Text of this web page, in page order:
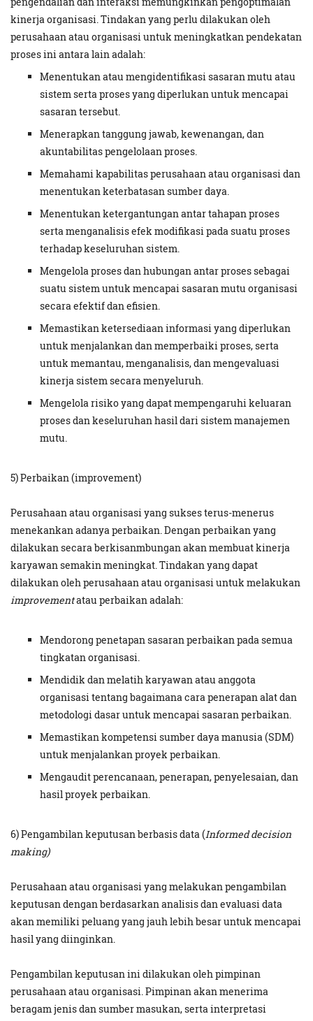
kinerja organisasi. Tindakan yang perlu dilakukan oleh
perusahaan atau organisasi untuk meningkatkan pendekatan
proses ini antara lain adalah:
Menentukan atau mengidentifikasi sasaran mutu atau
sistem serta proses yang diperlukan untuk mencapai
sasaran tersebut.
Menerapkan tanggung jawab, kewenangan, dan
akuntabilitas pengelolaan proses.
Memahami kapabilitas perusahaan atau organisasi dan
menentukan keterbatasan sumber daya.
Menentukan ketergantungan antar tahapan proses
serta menganalisis efek modifikasi pada suatu proses
terhadap keseluruhan sistem.
Mengelola proses dan hubungan antar proses sebagai
suatu sistem untuk mencapai sasaran mutu organisasi
secara efektif dan efisien.
Memastikan ketersediaan informasi yang diperlukan
untuk menjalankan dan memperbaiki proses, serta
untuk memantau, menganalisis, dan mengevaluasi
kinerja sistem secara menyeluruh.
Mengelola risiko yang dapat mempengaruhi keluaran
proses dan keseluruhan hasil dari sistem manajemen
mutu.
5) Perbaikan (improvement)
Perusahaan atau organisasi yang sukses terus-menerus
menekankan adanya perbaikan. Dengan perbaikan yang
dilakukan secara berkisanmbungan akan membuat kinerja
karyawan semakin meningkat. Tindakan yang dapat
dilakukan oleh perusahaan atau organisasi untuk melakukan
improvementatau perbaikan adalah:
Mendorong penetapan sasaran perbaikan pada semua
tingkatan organisasi.
Mendidik dan melatih karyawan atau anggota
organisasi tentang bagaimana cara penerapan alat dan
metodologi dasar untuk mencapai sasaran perbaikan.
Memastikan kompetensi sumber daya manusia (SDM)
untuk menjalankan proyek perbaikan.
Mengaudit perencanaan, penerapan, penyelesaian, dan
hasil proyek perbaikan.
6) Pengambilan keputusan berbasis data (Informed decision
making)
Perusahaan atau organisasi yang melakukan pengambilan
keputusan dengan berdasarkan analisis dan evaluasi data
akan memiliki peluang yang jauh lebih besar untuk mencapai
hasil yang diinginkan.
Pengambilan keputusan ini dilakukan oleh pimpinan
perusahaan atau organisasi. Pimpinan akan menerima
beragam jenis dan sumber masukan, serta interpretasi